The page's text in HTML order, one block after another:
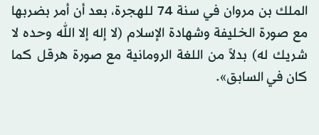
الملك بن مروان في سنة 74 للهجرة، بعد أن أمر بضربها
مع صورة الخليفة وشهادة الإسلام (لا إله إلا الله وحده لا
شريك له) بدلاً من اللغة الرومانية مع صورة هرقل كما
كان في السابق».